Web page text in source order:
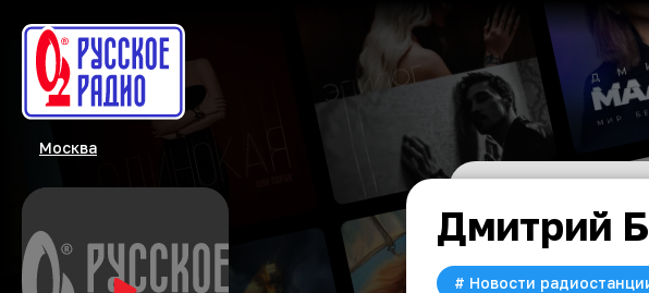
Москва
Дмитрий
# Новости